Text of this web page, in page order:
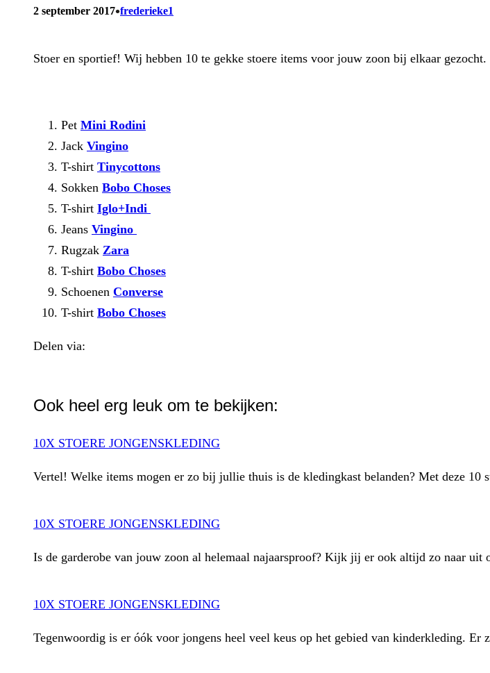
2 september 2017•frederieke1
Stoer en sportief! Wij hebben 10 te gekke stoere items voor jouw zoon bij elkaar
Pet Mini Rodini
Jack Vingino
T-shirt Tinycottons
Sokken Bobo Choses
T-shirt Iglo+Indi
Jeans Vingino
Rugzak Zara
T-shirt Bobo Choses
Schoenen Converse
T-shirt Bobo Choses
Delen via:
Ook heel erg leuk om te bekijken:
10X STOERE JONGENSKLEDING
Vertel! Welke items mogen er zo bij jullie thuis is de kledingkast belanden? Met deze
10X STOERE JONGENSKLEDING
Is de garderobe van jouw zoon al helemaal najaarsproof? Kijk jij er ook altijd zo naar
10X STOERE JONGENSKLEDING
Tegenwoordig is er óók voor jongens heel veel keus op het gebied van kinderkleding.